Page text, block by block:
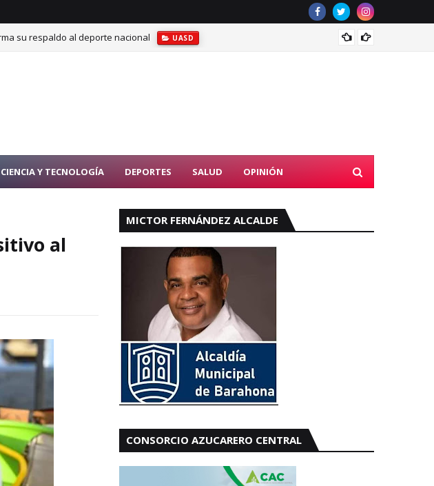
su respaldo al deporte nacional UASD
CIENCIA Y TECNOLOGÍA DEPORTES SALUD OPINIÓN
al
MICTOR FERNÁNDEZ ALCALDE
CONSORCIO AZUCARERO CENTRAL